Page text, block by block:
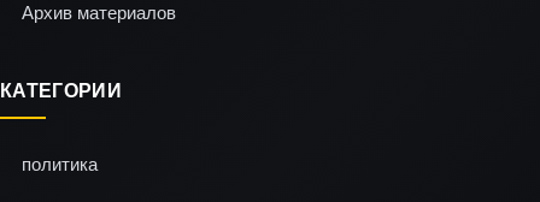
Архив материалов
КАТЕГОРИИ
политика